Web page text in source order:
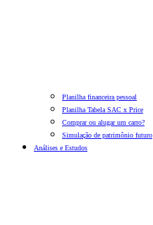
Planilha financeira pessoal
Planilha Tabela SAC x Price
Comprar ou alugar um carro?
Simulação de patrimônio futuro
Análises e Estudos